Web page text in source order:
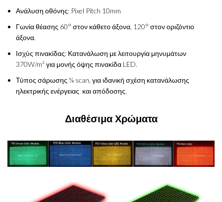
Ανάλυση οθόνης: Pixel Pitch 10mm
Γωνία θέασης 60° στον κάθετο άξονα, 120° στον οριζόντιο
άξονα.
Ισχύς πινακίδας: Κατανάλωση με λειτουργία μηνυμάτων
370W/m² για μονής όψης πινακίδα LED.
Τύπος σάρωσης ¼ scan, για ιδανική σχέση κατανάλωσης
ηλεκτρικής ενέργειας και απόδοσης.
Διαθέσιμα Χρώματα